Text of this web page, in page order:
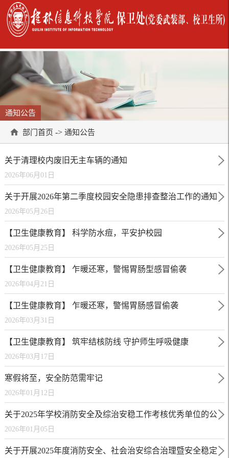
通知公告
部门首页 -> 通知公告
关于清理校内废旧无主车辆的通知
2026年06月01日
关于开展2026年第二季度校园安全隐患排查整治工作的通知
2026年05月26日
【卫生健康教育】 科学防水痘，平安护校园
2026年05月25日
【卫生健康教育】 乍暖还寒，警惕胃肠型感冒偷袭
2026年04月21日
【卫生健康教育】 乍暖还寒，警惕胃肠感冒偷袭
2026年03月31日
【卫生健康教育】 筑牢结核防线 守护师生呼吸健康
2026年03月17日
寒假将至，安全防范需牢记
2026年01月12日
关于2025年学校消防安全及综治安稳工作考核优秀单位的公
示
2026年01月05日
关于开展2025年度消防安全、社会治安综合治理暨安全稳定